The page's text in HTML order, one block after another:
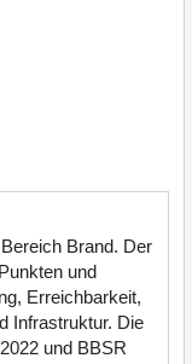
Brand. Der
und
Erreichbarkeit,
Infrastruktur. Die
und BBSR